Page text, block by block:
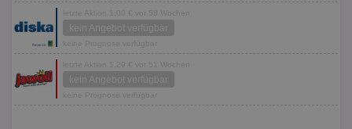
letzte Aktion 1,00 € vor 58 Wochen
kein Angebot verfügbar
keine Prognose verfügbar
letzte Aktion 1,29 € vor 51 Wochen
kein Angebot verfügbar
keine Prognose verfügbar